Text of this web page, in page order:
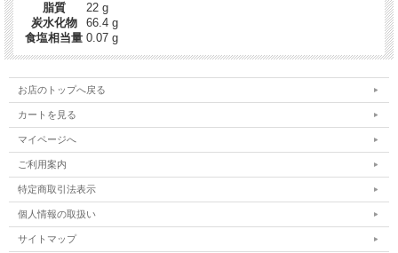
貴腐（きふ）とは
白ワイン用のぶどう品種の果皮が貴腐菌によって水分が蒸発して糖度が凝縮さ
れ、干しぶどうに近くなり
芳香を帯びること。朝晩の寒暖差や湿度など、限られた条件がそろった土地での
この貴腐ぶどうから造られるワインは糖度が高く、長い時間をかけてゆっくりと
熟成し、風味豊かな味わいになります。
生産者 Verdier：ヴェルディエ
1945年創業 フランス南西部ピレネー山脈のふもとの町ポーにて、初代ギー・
ヴェルディエ氏によってスタート。
地元に近い、ボルドーの名産品で愛される商品を作りたい！と一念発起し、試行
錯誤の末に生まれたのが、
香るブドウのチョコレート「レザンドレ・オ・ソーテルヌ貴腐」です。
現在は４代目のアシュヴィン・ヴェルディエが引き継ぎ、祖母にあたる２代目の
マダムとともに、伝統を守っています。
脂質
22 g
炭水化物
66.4 g
食塩相当量 0.07 g
お店のトップへ戻る
カートを見る
マイページへ
ご利用案内
特定商取引法表示
個人情報の取扱い
サイトマップ